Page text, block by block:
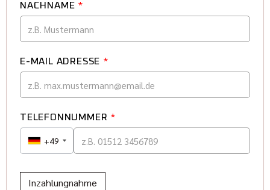
NACHNAME *
E-MAIL ADRESSE *
TELEFONNUMMER *
+49
Inzahlungnahme